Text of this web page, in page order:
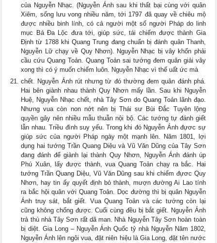
của Nguyễn Nhạc. (Nguyễn Ánh sau khi thất bại cùng với quân
Xiêm, sống lưu vong nhiều năm, tới 1797 đã quay về chiêu mộ
được nhiều binh lính, có cả người một số người Pháp do linh
mục Bá Đa Lộc đưa tới, giúp sức, tái chiếm được thành Gia
Định từ 1788 khi Quang Trung đang chuẩn bị đánh quân Thanh,
Nguyễn Lữ chạy về Quy Nhơn). Nguyễn Nhạc bị vây khốn phải
cầu cứu Quang Toản. Quang Toản sai tướng đem quân giải vây
xong thì có ý muốn chiếm luôn. Nguyễn Nhạc vì thế uất ức mà
chết. Nguyễn Ánh rút nhưng từ đó thường đem quân đánh phá.
Hai bên giành nhau thành Quy Nhơn mấy lần. Sau khi Nguyễn
Huệ, Nguyễn Nhạc chết, nhà Tây Sơn do Quang Toản lãnh đạo.
Nhưng vua còn non nớt nên bị Thái sư Bùi Đắc Tuyên lộng
quyền gây nên nhiều mẫu thuẫn nội bộ. Các tướng tự đánh giết
lẫn nhau. Triều đình suy yếu. Trong khi đó Nguyễn Ánh đựơc sự
giúp sức của người Pháp ngày một mạnh lên. Năm 1801, lợi
dụng hai tướng Trần Quang Diệu và Vũ Văn Dũng của Tây Sơn
đang đánh để giành lại thành Quy Nhơn, Nguyễn Ánh đánh úp
Phú Xuân, lấy được thành, vua Quang Toản chạy ra bắc. Hai
tướng Trần Quang Diệu, Vũ Văn Dũng sau khi chiếm đựơc Quy
Nhơn, hay tin ấy quyết định bỏ thành, mượn đường Ai Lao tính
ra bắc hội quân với Quang Toản. Dọc đường thì bị quân Nguyễn
Ánh truy sát, bắt giết. Vua Quang Toản và các tướng còn lại
cũng không chống được. Cuối cùng đều bị bắt giết. Nguyễn Ánh
trả thù nhà Tây Sơn rất dã man. Nhà Nguyễn Tây Sơn hoàn toàn
bị diệt. Gia Long – Nguyễn Ánh Quốc tỷ nhà Nguyễn Năm 1802,
Nguyễn Ánh lên ngôi vua, đặt niên hiệu là Gia Long, đặt tên nước